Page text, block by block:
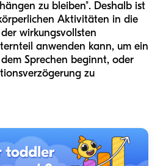
zu bleiben". Deshalb ist
Aktivitäten in die
wirkungsvollsten
anwenden kann, um ein
Sprechen beginnt, oder
zu